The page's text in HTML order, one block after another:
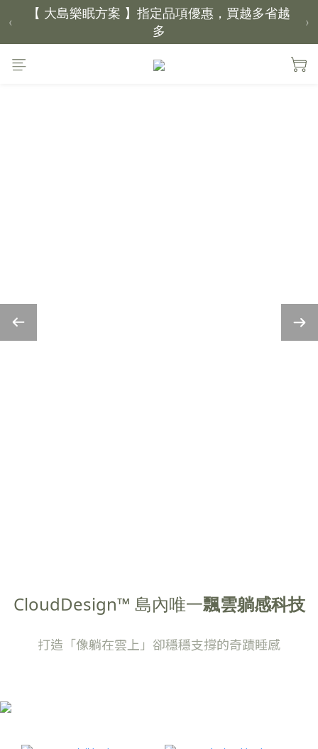
【 大島樂眠方案 】指定品項優惠，買越多省越
多
【新家入厝禮】新家起點，送上祝福
‹ ›
CloudDesign™ 島內唯一飄雲躺感科技
打造「像躺在雲上」卻穩穩支撐的奇蹟睡感